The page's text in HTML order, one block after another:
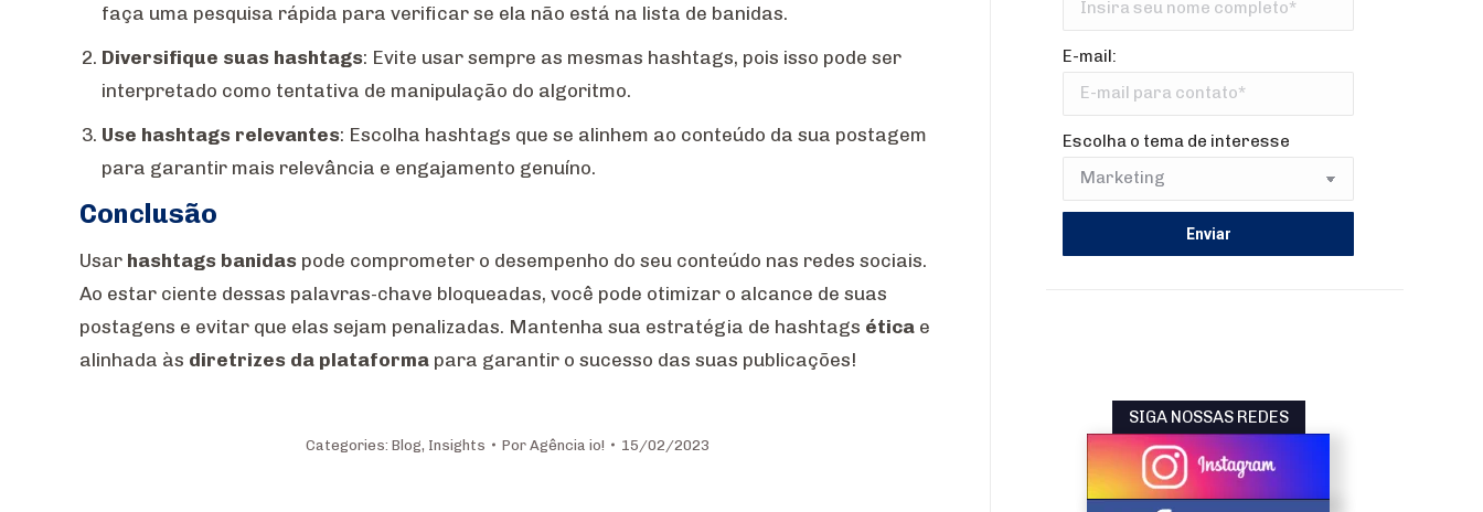
faça uma pesquisa rápida para verificar se ela não está na lista de banidas.
Diversifique suas hashtags: Evite usar sempre as mesmas hashtags, pois isso pode ser
interpretado como tentativa de manipulação do algoritmo.
Use hashtags relevantes: Escolha hashtags que se alinhem ao conteúdo da sua postagem
para garantir mais relevância e engajamento genuíno.
Conclusão
Usar hashtags banidas pode comprometer o desempenho do seu conteúdo nas redes sociais.
Ao estar ciente dessas palavras-chave bloqueadas, você pode otimizar o alcance de suas
postagens e evitar que elas sejam penalizadas. Mantenha sua estratégia de hashtags ética e
alinhada às diretrizes da plataforma para garantir o sucesso das suas publicações!
Categories: Blog, Insights Por Agência io! 15/02/2023
E-mail:
Escolha o tema de interesse
SIGA NOSSAS REDES